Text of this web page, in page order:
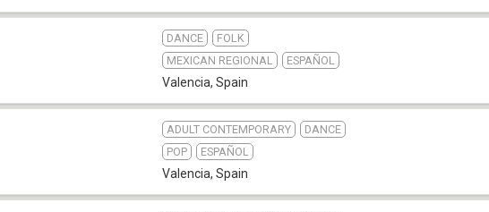
DANCE
FOLK
MEXICAN REGIONAL
ESPAÑOL
Valencia, Spain
ADULT CONTEMPORARY
DANCE
POP
ESPAÑOL
Valencia, Spain